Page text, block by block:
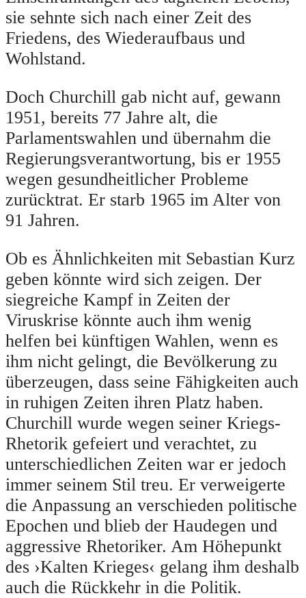
sie sehnte sich nach einer Zeit des
Friedens, des Wiederaufbaus und
Wohlstand.
Doch Churchill gab nicht auf, gewann
1951, bereits 77 Jahre alt, die
Parlamentswahlen und übernahm die
Regierungsverantwortung, bis er 1955
wegen gesundheitlicher Probleme
zurücktrat. Er starb 1965 im Alter von
91 Jahren.
Ob es Ähnlichkeiten mit Sebastian Kurz
geben könnte wird sich zeigen. Der
siegreiche Kampf in Zeiten der
Viruskrise könnte auch ihm wenig
helfen bei künftigen Wahlen, wenn es
ihm nicht gelingt, die Bevölkerung zu
überzeugen, dass seine Fähigkeiten auch
in ruhigen Zeiten ihren Platz haben.
Churchill wurde wegen seiner Kriegs-
Rhetorik gefeiert und verachtet, zu
unterschiedlichen Zeiten war er jedoch
immer seinem Stil treu. Er verweigerte
die Anpassung an verschieden politische
Epochen und blieb der Haudegen und
aggressive Rhetoriker. Am Höhepunkt
des ›Kalten Krieges‹ gelang ihm deshalb
auch die Rückkehr in die Politik.